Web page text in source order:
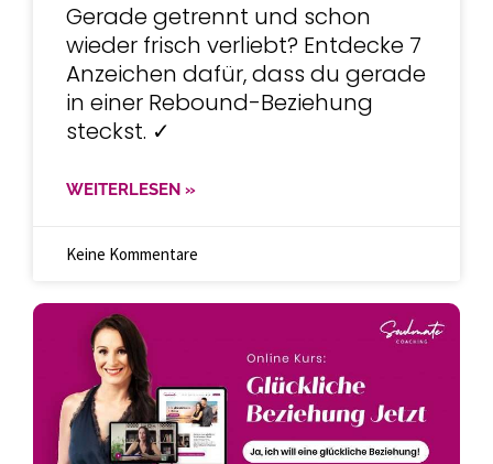
Gerade getrennt und schon
wieder frisch verliebt? Entdecke 7
Anzeichen dafür, dass du gerade
in einer Rebound-Beziehung
steckst. ✓
WEITERLESEN »
Keine Kommentare